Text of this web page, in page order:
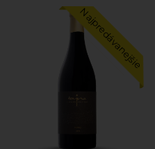
Najpredávanejšie